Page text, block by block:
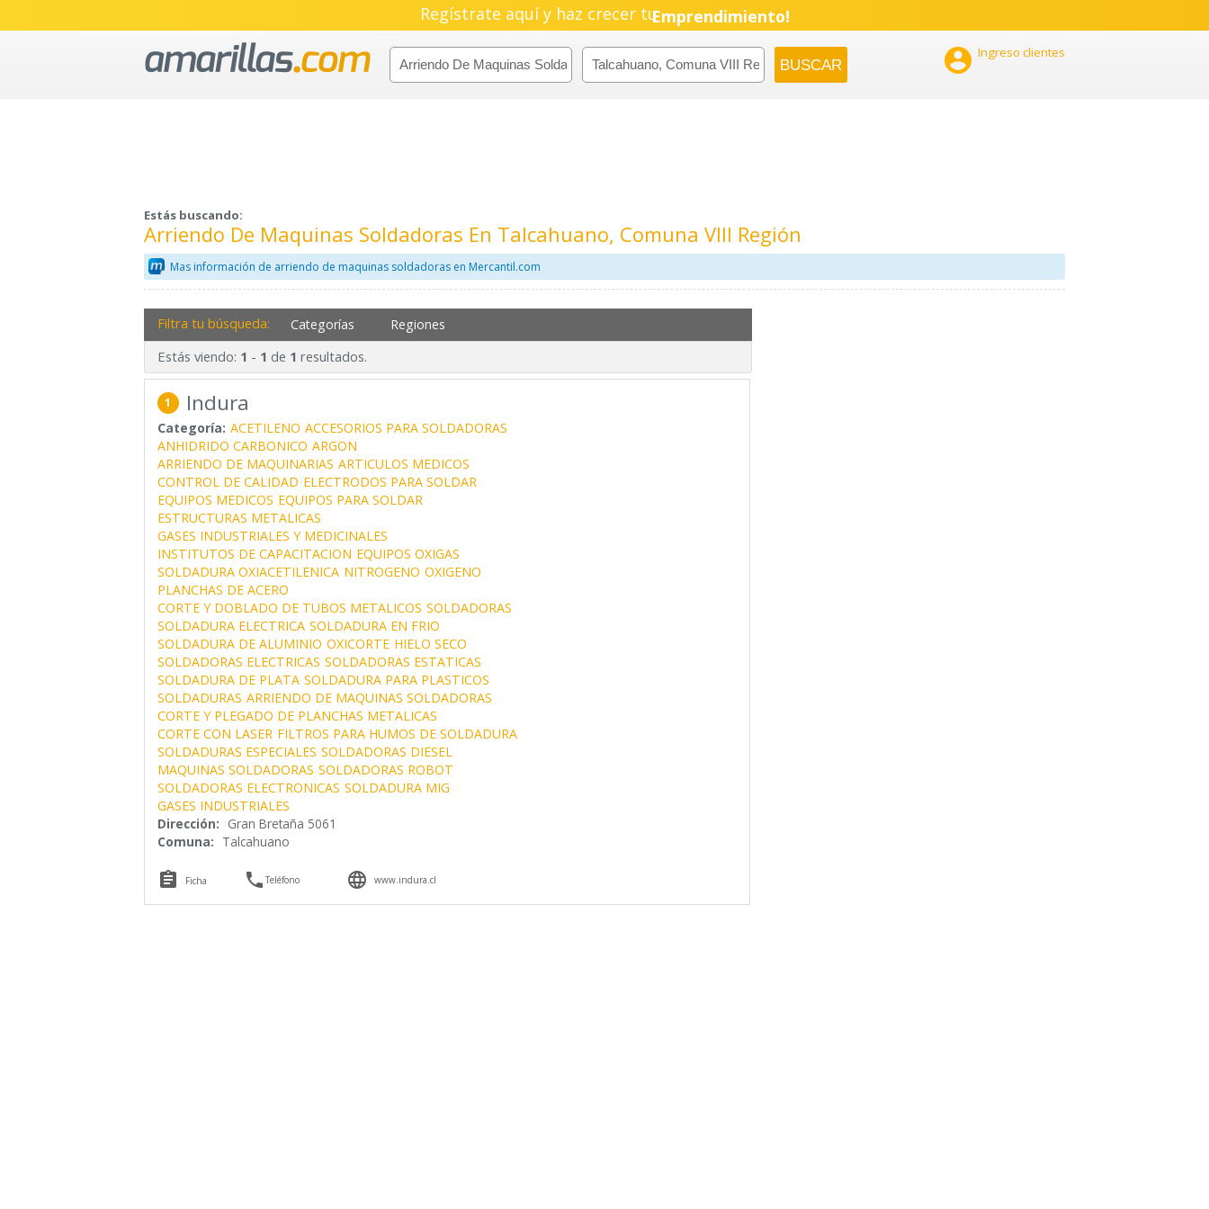
Regístrate aquí y haz crecer tuPyme!
Emprendimiento!
 Ingreso clientes
Estás buscando:
Arriendo De Maquinas Soldadoras En Talcahuano, Comuna VIII Región
Mas información de arriendo de maquinas soldadoras en Mercantil.com
Filtra tu búsqueda: Categorías Regiones
Estás viendo: 1 - 1 de 1 resultados.
1 Indura
Categoría: ACETILENO ACCESORIOS PARA SOLDADORAS
ANHIDRIDO CARBONICO ARGON
ARRIENDO DE MAQUINARIAS ARTICULOS MEDICOS
CONTROL DE CALIDAD ELECTRODOS PARA SOLDAR
EQUIPOS MEDICOS EQUIPOS PARA SOLDAR
ESTRUCTURAS METALICAS
GASES INDUSTRIALES Y MEDICINALES
INSTITUTOS DE CAPACITACION EQUIPOS OXIGAS
SOLDADURA OXIACETILENICA NITROGENO OXIGENO
PLANCHAS DE ACERO
CORTE Y DOBLADO DE TUBOS METALICOS SOLDADORAS
SOLDADURA ELECTRICA SOLDADURA EN FRIO
SOLDADURA DE ALUMINIO OXICORTE HIELO SECO
SOLDADORAS ELECTRICAS SOLDADORAS ESTATICAS
SOLDADURA DE PLATA SOLDADURA PARA PLASTICOS
SOLDADURAS ARRIENDO DE MAQUINAS SOLDADORAS
CORTE Y PLEGADO DE PLANCHAS METALICAS
CORTE CON LASER FILTROS PARA HUMOS DE SOLDADURA
SOLDADURAS ESPECIALES SOLDADORAS DIESEL
MAQUINAS SOLDADORAS SOLDADORAS ROBOT
SOLDADORAS ELECTRONICAS SOLDADURA MIG
GASES INDUSTRIALES
Dirección: Gran Bretaña 5061
Comuna: Talcahuano
 Ficha Teléfono  www.indura.cl